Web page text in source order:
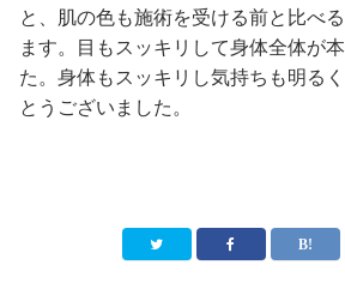
と、肌の色も施術を受ける前と比べ
ます。目もスッキリして身体全体が
た。身体もスッキリし気持ちも明る
とうございました。